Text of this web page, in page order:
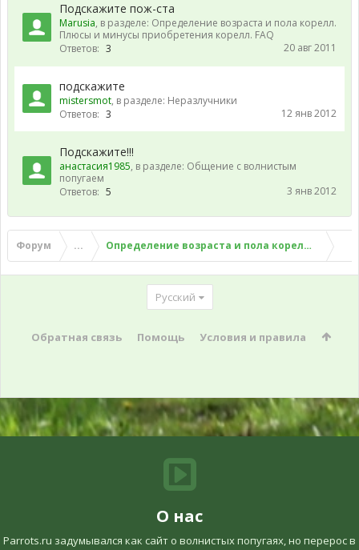
Подскажите пож-ста
Marusia, в разделе: Определение возраста и пола корелл.
Плюсы и минусы приобретения корелл. FAQ
Ответов: 3 20 авг 2011
подскажите
mistersmot, в разделе: Неразлучники
Ответов: 3 12 янв 2012
Подскажите!!!
анастасия1985, в разделе: Общение с волнистым
попугаем
Ответов: 5 3 янв 2012
Форум ... Определение возраста и пола корелл. Плюсы
Русский
Обратная связь Помощь Условия и правила
О нас
Parrots.ru задумывался как сайт о волнистых попугаях, но перерос в